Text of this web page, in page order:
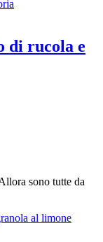
di rucola e
sono tutte da